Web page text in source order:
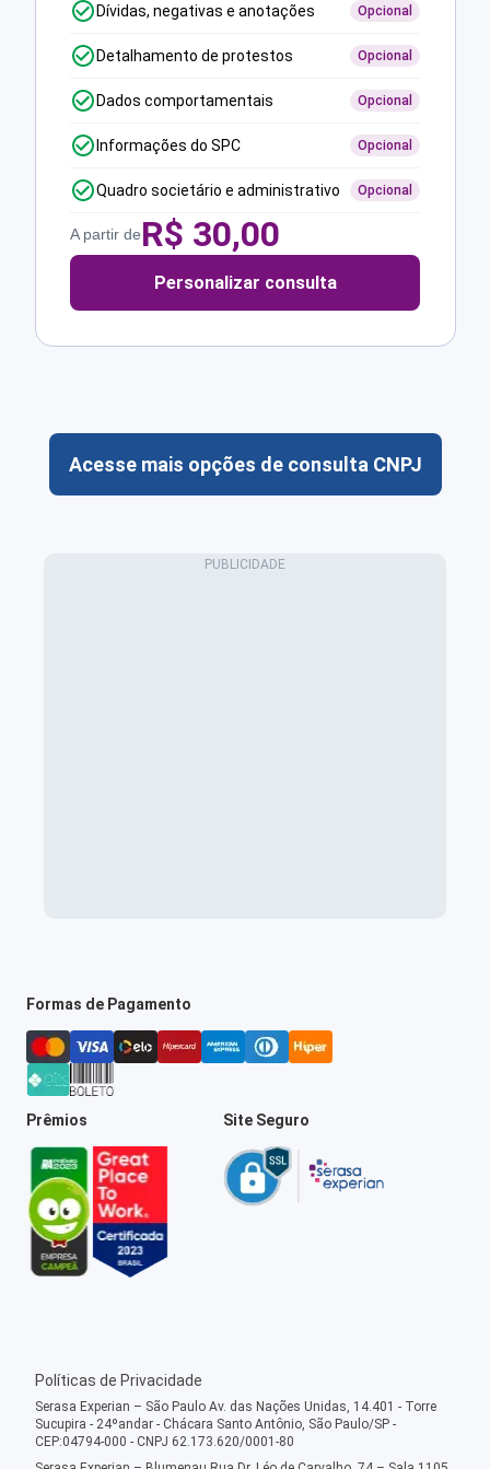
Dívidas, negativas e anotações Opcional
Detalhamento de protestos Opcional
Dados comportamentais Opcional
Informações do SPC Opcional
Quadro societário e administrativo Opcional
A partir deR$ 30,00
Personalizar consulta
Acesse mais opções de consulta CNPJ
Formas de Pagamento
Prêmios Site Seguro
Políticas de Privacidade
Serasa Experian – São Paulo Av. das Nações Unidas, 14.401 - Torre
Sucupira - 24ºandar - Chácara Santo Antônio, São Paulo/SP -
CEP:04794-000 - CNPJ 62.173.620/0001-80